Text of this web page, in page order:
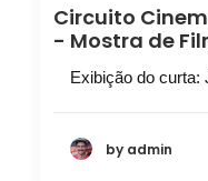
Circuito
- Mostra de
Exibição do curta:
by admin